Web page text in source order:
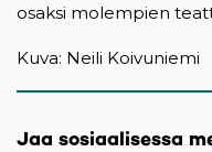
osaksi molempien
Kuva: Neili Koivuniemi
Jaa sosiaalisessa